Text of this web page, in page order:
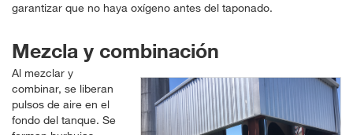
garantizar que no haya oxígeno antes del taponado.
Mezcla y combinación
Al mezclar y
combinar, se liberan
pulsos de aire en el
fondo del tanque. Se